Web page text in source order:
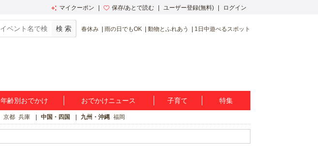
マイクーポン 保存/あとで読む ユーザー登録(無料) ログイン
春休み 雨の日でもOK 動物とふれあう 1日中遊べるスポット
年齢別おでかけ おでかけニュース 子育て 特集
京都 兵庫 中国・四国 九州・沖縄 福岡